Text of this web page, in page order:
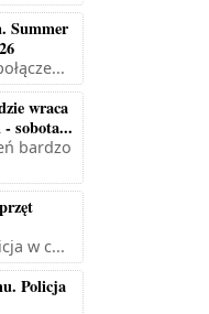
Summer
wraca
sobota...
bardzo
w c...
Policja